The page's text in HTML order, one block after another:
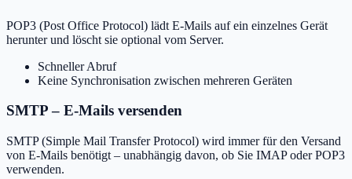
POP3 (Post Office Protocol) lädt E-Mails auf ein einzelnes Gerät
herunter und löscht sie optional vom Server.
Schneller Abruf
Keine Synchronisation zwischen mehreren Geräten
SMTP – E-Mails versenden
SMTP (Simple Mail Transfer Protocol) wird immer für den Versand
von E-Mails benötigt – unabhängig davon, ob Sie IMAP oder POP3
verwenden.